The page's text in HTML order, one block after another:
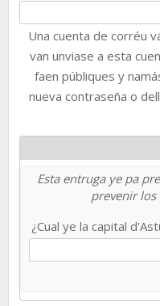
Una cuenta de corréu
van unviase a esta
faen públiques y
nueva contraseña o
Esta entruga ye pa
prevenir
¿Cual ye la capital